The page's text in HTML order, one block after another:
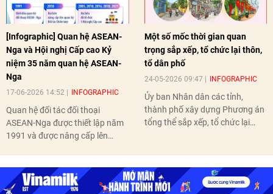
[Infographic] Quan hệ ASEAN-
Nga và Hội nghị Cấp cao Kỷ
niệm 35 năm quan hệ ASEAN-
Nga
17-06-2026 14:52 INFOGRAPHIC
Quan hệ đối tác đối thoại
ASEAN-Nga được thiết lập năm
1991 và được nâng cấp lên
nghị Cấp cao vào các năm 2005,
2010, 2016, 2018, 2021.
Một số mốc thời gian quan
trọng sắp xếp, tổ chức lại thôn,
tổ dân phố
24-05-2026 09:47 INFOGRAPHIC
Ủy ban Nhân dân các tỉnh,
thành phố xây dựng Phương án
tổng thể sắp xếp, tổ chức lại